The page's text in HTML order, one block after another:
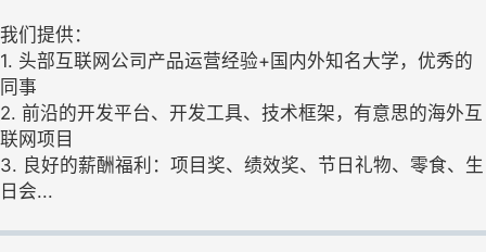
我们提供：
1. 头部互联网公司产品运营经验+国内外知名大学，优秀的
同事
2. 前沿的开发平台、开发工具、技术框架，有意思的海外互
联网项目
3. 良好的薪酬福利：项目奖、绩效奖、节日礼物、零食、生
日会...